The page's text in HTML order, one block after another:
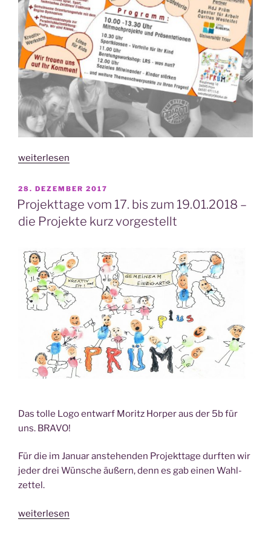
„Kommt
zum
Tag
der
Tür 2020!“
weiterlesen
VERÖFFENTLICHT
AM
28. DEZEMBER 2017
Projekttage vom 17. bis zum 19.01.2018 –
die Projekte kurz vorgestellt
Das tol­le Logo ent­warf Moritz Hor­per aus der 5b für
uns. BRAVO!
Für die im Janu­ar anste­hen­den Pro­jekt­ta­ge durf­ten wir
jeder drei Wün­sche äußern, denn es gab einen Wahl­
zet­tel.
„Pro­
weiterlesen